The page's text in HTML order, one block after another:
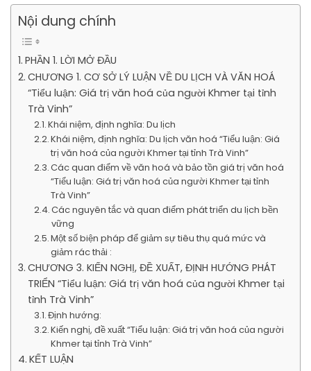
Nội dung chính
PHẦN 1. LỜI MỞ ĐẦU
CHƯƠNG 1. CƠ SỞ LÝ LUẬN VỀ DU LỊCH VÀ VĂN HOÁ
“Tiểu luận: Giá trị văn hoá của người Khmer tại tỉnh
Trà Vinh”
Khái niệm, định nghĩa: Du lịch
Khái niệm, định nghĩa: Du lịch văn hoá “Tiểu luận: Giá
trị văn hoá của người Khmer tại tỉnh Trà Vinh”
Các quan điểm về văn hoá và bảo tồn giá trị văn hoá
“Tiểu luận: Giá trị văn hoá của người Khmer tại tỉnh
Trà Vinh”
Các nguyên tắc và quan điểm phát triển du lịch bền
vững
Một số biện pháp để giảm sự tiêu thụ quá mức và
giảm rác thải :
CHƯƠNG 3. KIẾN NGHỊ, ĐỀ XUẤT, ĐỊNH HƯỚNG PHÁT
TRIỂN “Tiểu luận: Giá trị văn hoá của người Khmer tại
tỉnh Trà Vinh”
Định hướng:
Kiến nghị, đề xuất “Tiểu luận: Giá trị văn hoá của người
Khmer tại tỉnh Trà Vinh”
KẾT LUẬN